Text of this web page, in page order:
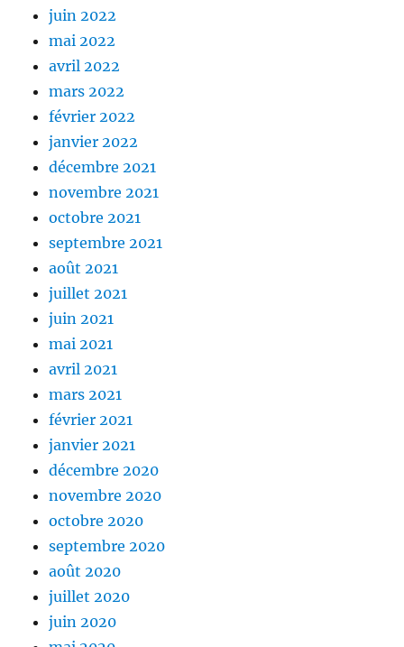
juin 2022
mai 2022
avril 2022
mars 2022
février 2022
janvier 2022
décembre 2021
novembre 2021
octobre 2021
septembre 2021
août 2021
juillet 2021
juin 2021
mai 2021
avril 2021
mars 2021
février 2021
janvier 2021
décembre 2020
novembre 2020
octobre 2020
septembre 2020
août 2020
juillet 2020
juin 2020